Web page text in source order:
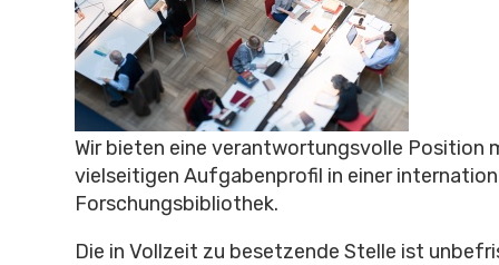
Wir bieten eine verantwortungsvolle Position
vielseitigen Aufgabenprofil in einer
Forschungsbibliothek.
Die in Vollzeit zu besetzende Stelle ist